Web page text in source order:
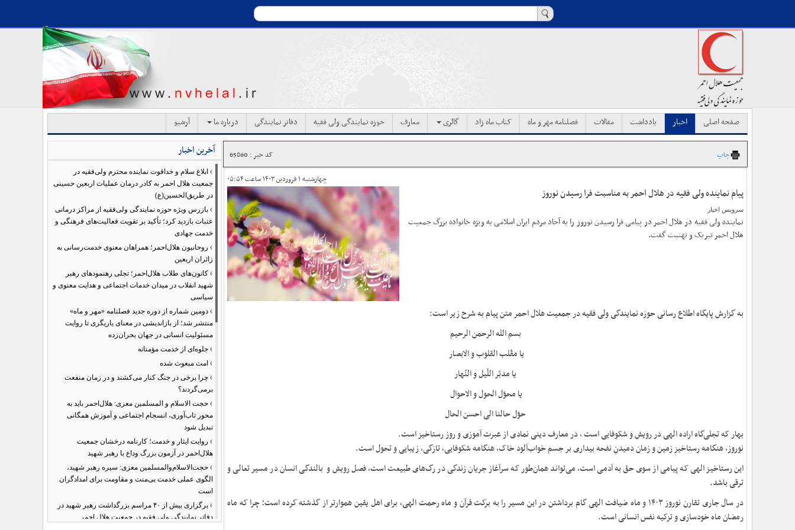
صفحه اصلی اخبار یادداشت مقالات فصلنامه مهر و ماه کتاب ماه زاد گالری معارف حوزه نمایندگی ولی فقیه دفاتر نمایندگی درباره ما آرشیو
چاپ کد خبر : 65860
پیام نماینده ولی فقیه در هلال احمر به مناسبت فرا رسیدن نوروز
سرویس اخبار
نماینده ولی فقیه در هلال احمر در پیامی فرا رسیدن نوروز را به آحاد مردم ایران اسلامی به ویژه خانواده بزرگ جمعیت
هلال احمر تبریک و تهنیت گفت.
چهارشنبه ۱ فروردین ۱۴۰۳ ساعت ۰۵:۵۴
به گزارش پایگاه اطلاع رسانی حوزه نمایندگی ولی فقیه در جمعیت هلال احمر متن پیام به شرح زیر است:
بسم الله الرحمن الرحیم
یا مقّلب القلوب و الابصار
یا مدبّر اللّیل و النّهار
یا محوّل الحول و الاحوال
حوّل حالنا الی احسن الحال
بهار که تجلی‌گاه اراده الهی در رویش و شکوفایی است ، در معارف دینی نمادی از عبرت آموزی و روز رستاخیز است.
نوروز، هنگامه رستاخیزِ زمین و زمان دمیدنِ نفحه بیداری بر جسم خواب‌آلود خاک، هنگامه شکوفایی، تازگی، زیبایی و تحول است.
این رستاخیز الهی که پیامی از سوی حق به آدمی است، می‌تواند همان‌طور که سرآغاز جریان زندگی در رگ‌های طبیعت است، فصل رویش و بالندگی انسان در مسیر تعالی و
ترقی باشد.
در سال جاری تقارن نوروز ۱۴۰۳ و ماه ضیافت الهی گام برداشتن در این مسیر را به برکت قرآن و ماه رحمت الهی، برای اهل یقین هموارتر از گذشته کرده است؛ چرا که ماه
رمضان ماه خودسازی و تزکیه نفس انسانی است.
آخرین اخبار
› ابلاغ سلام و خداقوت نماینده محترم ولی‌فقیه در
جمعیت هلال احمر به کادر درمان عملیات اربعین حسینی
در طریق‌الحسین(ع)
› بازرس ویژه حوزه نمایندگی ولی‌فقیه از مراکز درمانی
عتبات بازدید کرد؛ تأکید بر تقویت فعالیت‌های فرهنگی و
خدمت جهادی
› روحانیون هلال‌احمر؛ همراهان معنوی خدمت‌رسانی به
زائران اربعین
› کانون‌های طلاب هلال‌احمر؛ تجلی رهنمودهای رهبر
شهید انقلاب در میدان خدمات اجتماعی و هدایت معنوی و
سیاسی
› دومین شماره از دوره جدید فصلنامه «مهر و ماه»
منتشر شد؛ از بازاندیشی در معنای یاریگری تا روایت
مسئولیت انسانی در جهان بحران‌زده
› جلوه‌ای از خدمت مؤمنانه
› امت مبعوث شده
› چرا برخی در جنگ کنار می‌کشند و در زمان منفعت
برمی‌گردند؟
› حجت الاسلام و المسلمین معزی: هلال‌احمر باید به
محور تاب‌آوری، انسجام اجتماعی و آموزش همگانی
تبدیل شود
› روایت ایثار و خدمت؛ کارنامه درخشان جمعیت
هلال‌احمر در آزمون بزرگ وداع با رهبر شهید
› حجت‌الاسلام‌والمسلمین معزی: سیره رهبر شهید،
الگوی عملی خدمت بی‌منت و مقاومت برای امدادگران
است
›
برگزاری بیش از ۴۰ مراسم بزرگداشت رهبر شهید در
دفاتر نمایندگی ولی فقیه در جمعیت هلال احمر